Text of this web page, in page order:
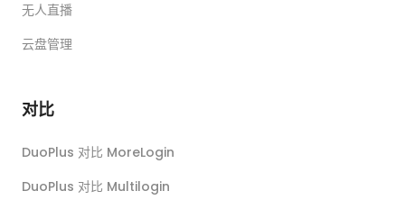
无人直播
云盘管理
对比
DuoPlus 对比 MoreLogin
DuoPlus 对比 Multilogin